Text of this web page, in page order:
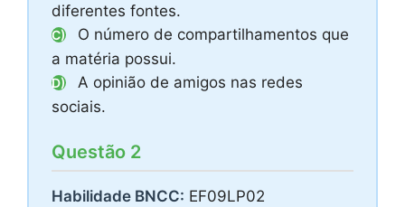
diferentes fontes.
C)
O número de compartilhamentos que
a matéria possui.
D)
A opinião de amigos nas redes
sociais.
Questão 2
Habilidade BNCC: EF09LP02